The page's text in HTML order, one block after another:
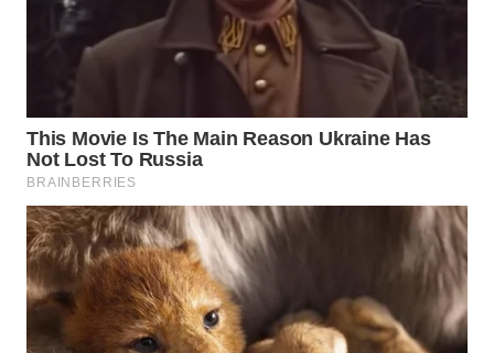
WN
SULUT
MALUKU
WN
MALUT
WN
DAIRI